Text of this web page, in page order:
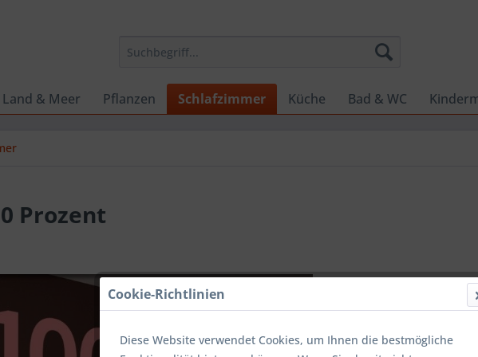
Land & Meer Pflanzen Schlafzimmer Küche Bad & WC
Prozent
CHF
Sofort
Cookie-Richtlinien
Diese Website verwendet Cookies, um Ihnen die bestmögliche